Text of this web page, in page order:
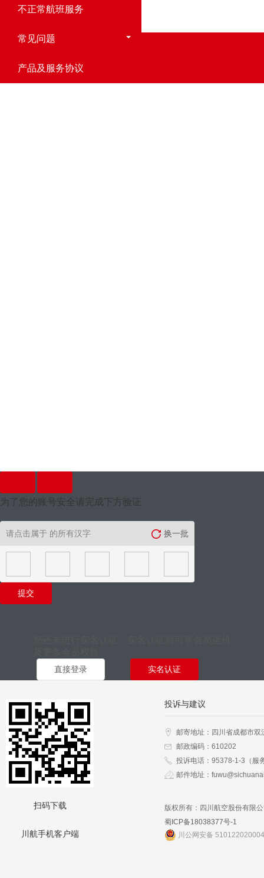
不正常航班服务
常见问题
产品及服务协议
为了您的账号安全请完成下方验证
请点击属于 的所有汉字 换一批
提交
直接登录 实名认证
扫码下载
川航手机客户端
投诉与建议
邮寄地址：四川省成都市
邮政编码：610202
投诉电话：95378-1-3（服
邮件地址：
版权所有：四川航空股份有限
蜀ICP备18038377号-1
川公网安备